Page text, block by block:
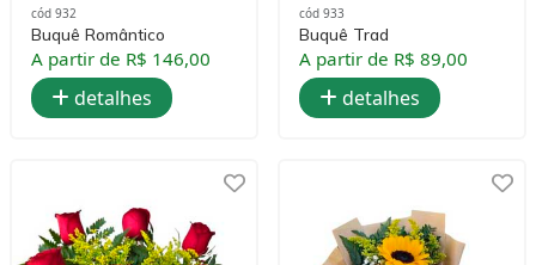
cód 932
Buquê Romântico
A partir de R$ 146,00
detalhes
cód 933
Buquê Trad
A partir de R$ 89,00
detalhes